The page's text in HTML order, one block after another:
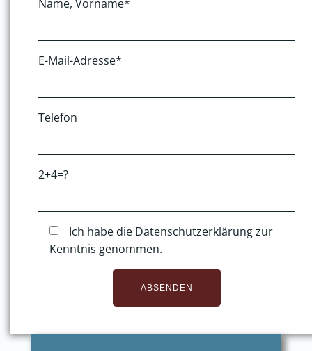
Name, Vorname*
E-Mail-Adresse*
Telefon
2+4=?
Ich habe die Datenschutzerklärung zur
Kenntnis genommen.